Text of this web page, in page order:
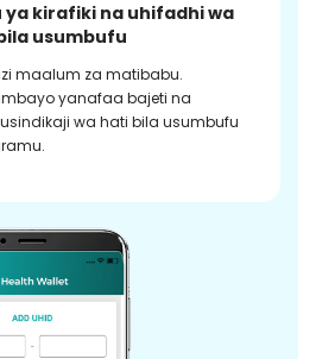
ya kirafiki na uhifadhi wa
usumbufu
maalum za matibabu.
yanafaa bajeti na
wa hati bila usumbufu